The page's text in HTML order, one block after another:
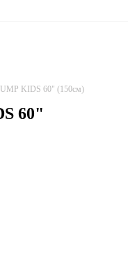
KIDS 60" (150см)
60"